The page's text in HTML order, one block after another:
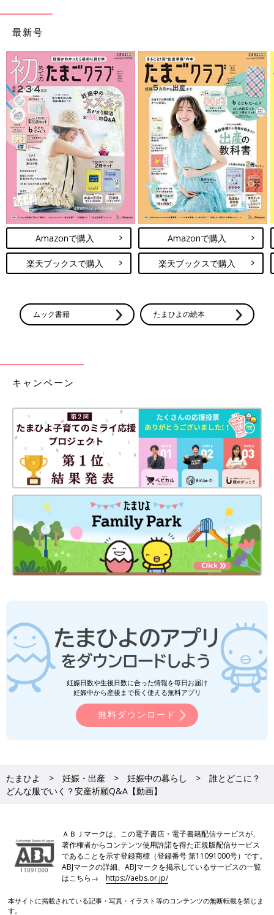
最新号
Amazonで購入
楽天ブックスで購入
Amazonで購入
楽天ブックスで購入
ムック書籍 たまひよの絵本
キャンペーン
妊娠日数や生後日数に合った情報を毎日お届け
妊娠中から産後まで長く使える無料アプリ
無料ダウンロード
たまひよ 妊娠・出産 妊娠中の暮らし
誰とどこに？
どんな服でいく？安産祈願Q&A【動画】
ＡＢＪマークは、この電子書店・電子書籍配信サービスが、
著作権者からコンテンツ使用許諾を得た正規版配信サービス
であることを示す登録商標（登録番号 第11091000号）です。
ABJマークの詳細、ABJマークを掲示しているサービスの一覧
はこちら→https://aebs.or.jp/
本サイトに掲載されている記事・写真・イラスト等のコンテンツの無断転載を禁じま
す。